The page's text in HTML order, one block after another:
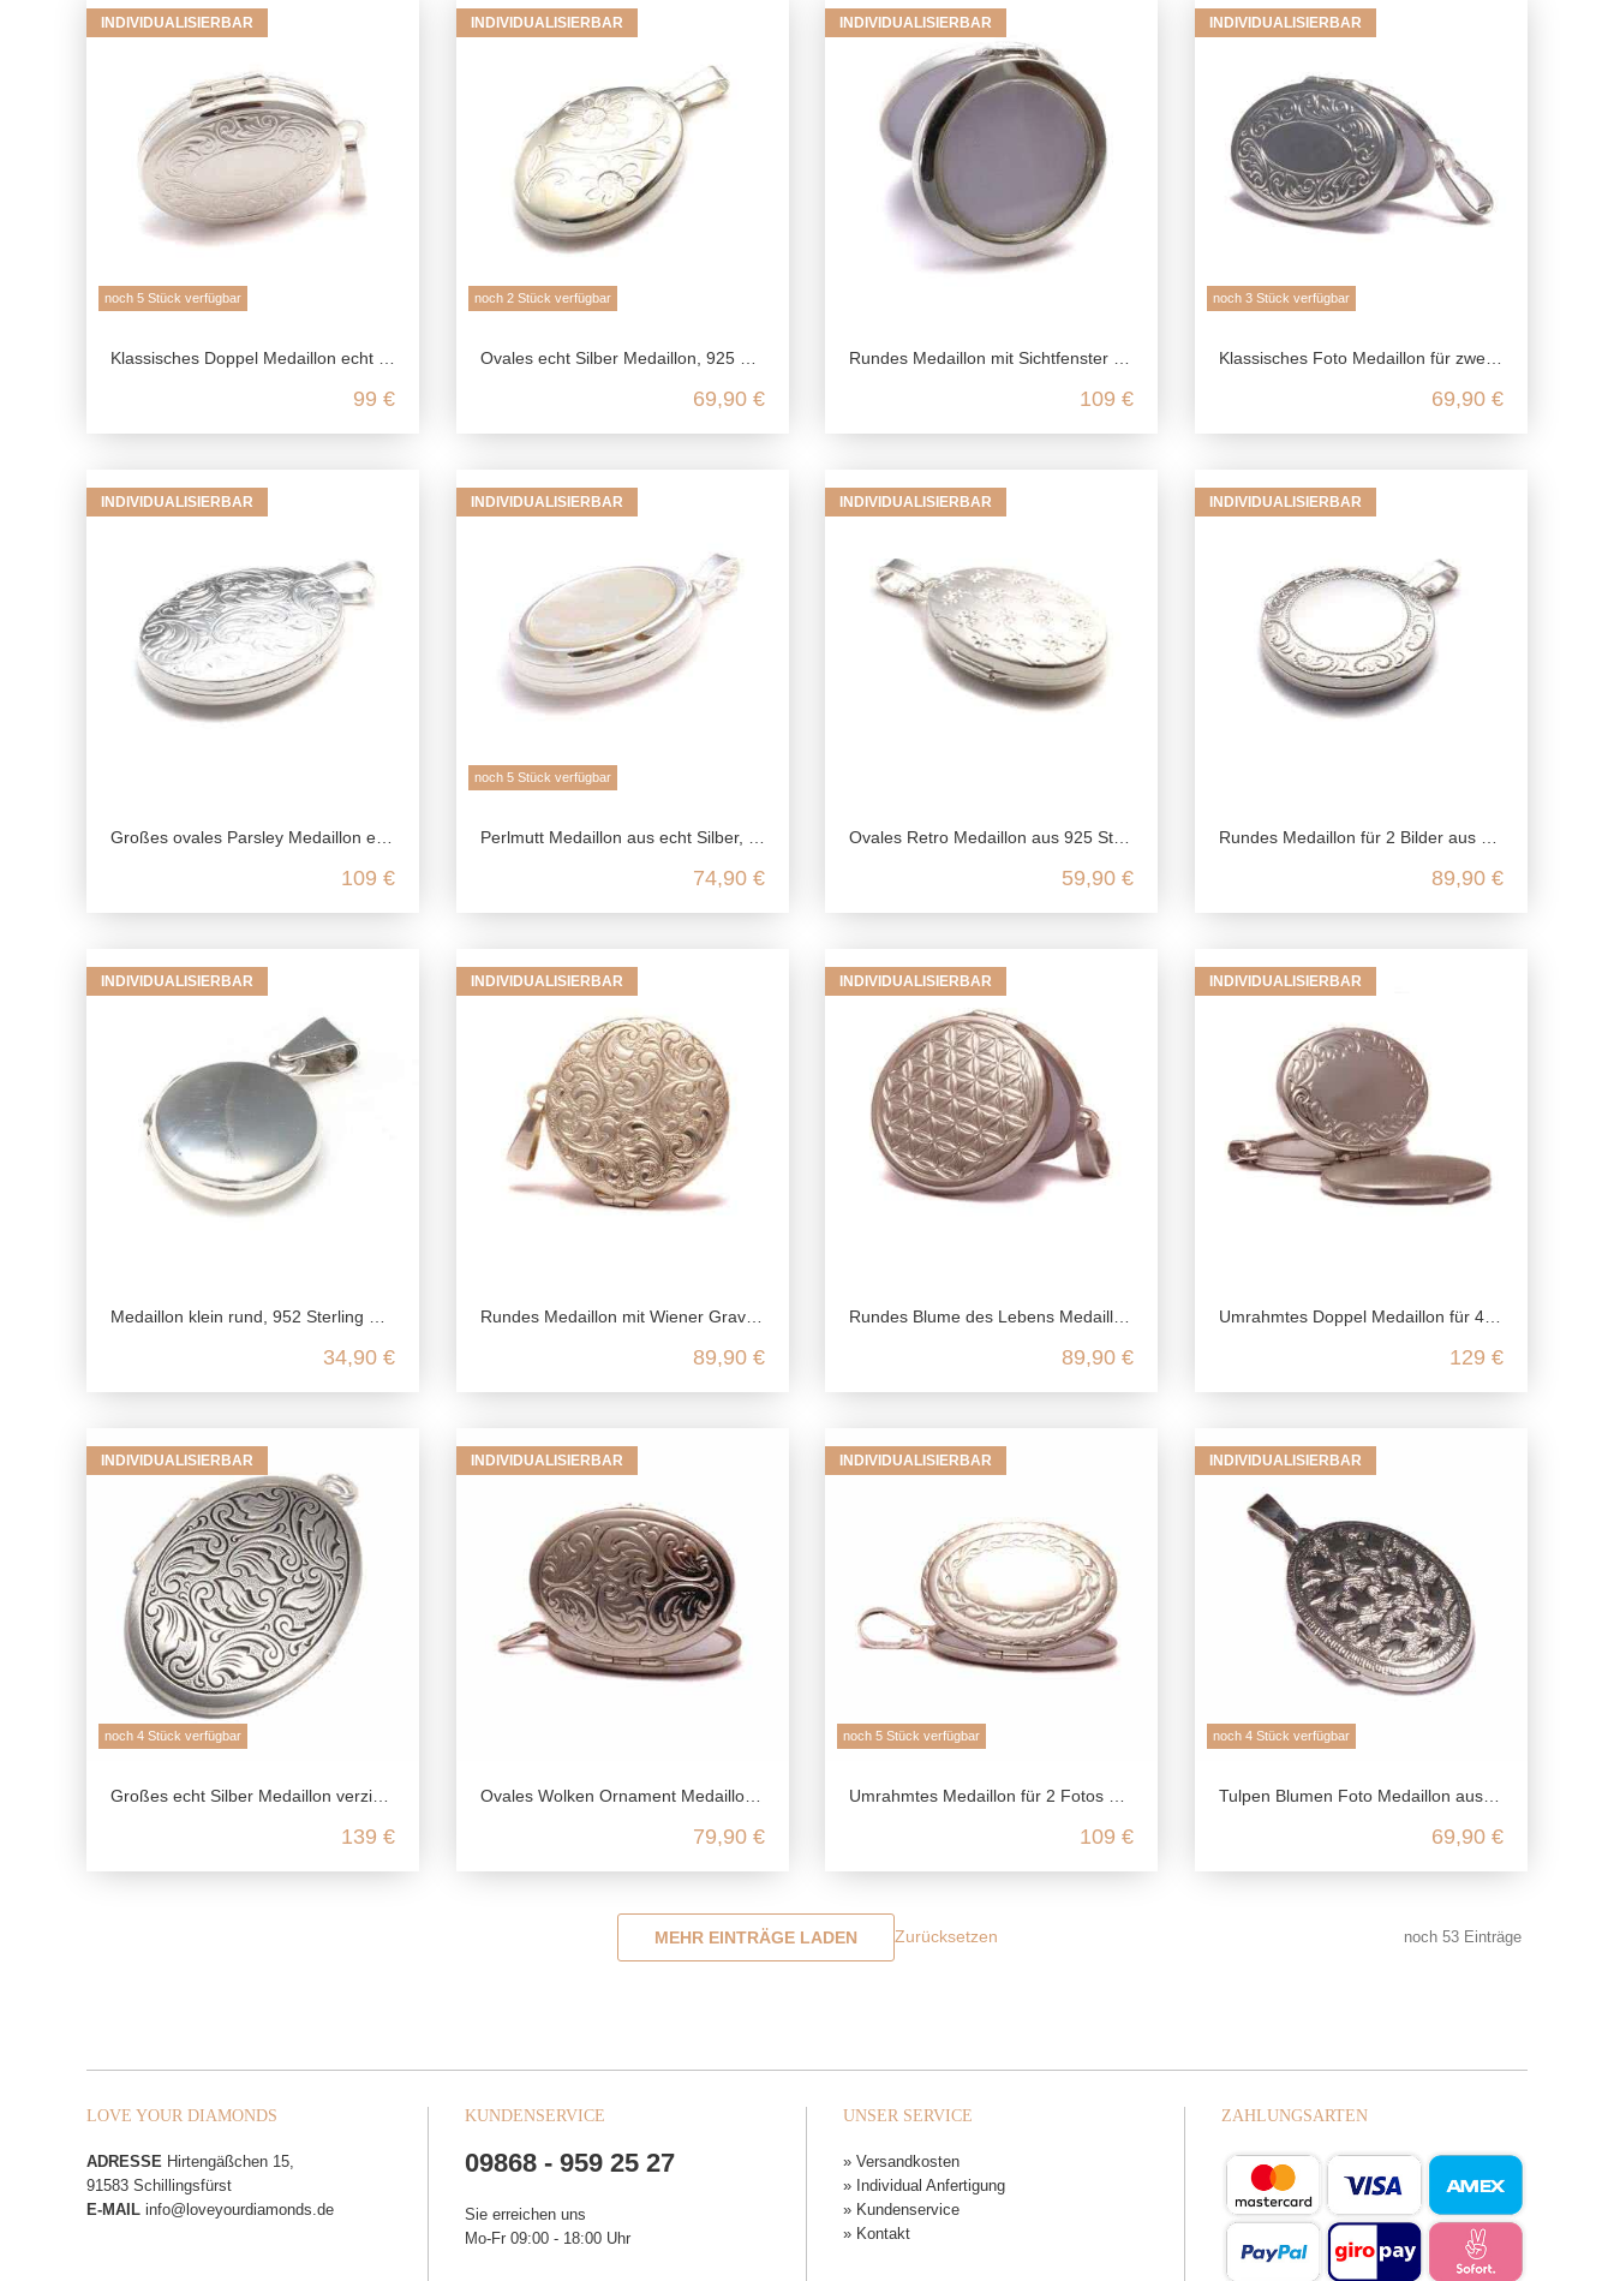
INDIVIDUALISIERBAR
noch 5 Stück verfügbar
Klassisches Doppel Medaillon echt Silber, 925 Foto Medaillon für 4 Bilder, Talisman Anhänger Andenken, Paar Freundschaft Schmuck
99 €
INDIVIDUALISIERBAR
noch 2 Stück verfügbar
Ovales echt Silber Medaillon, 925 Foto Medaillon für 2 Bilder, Margerite Blumen Anhänger, Freundschaft Schmuck gravierbar
69,90 €
INDIVIDUALISIERBAR
Rundes Medaillon mit Sichtfenster echt Silber, 925 Foto Medaillon, Talisman Anhänger Andenken, Freundschaft Schmuck Erinnerung
109 €
INDIVIDUALISIERBAR
noch 3 Stück verfügbar
Klassisches Foto Medaillon für zwei Bilder aus 925 Sterling Silber
69,90 €
INDIVIDUALISIERBAR
Großes ovales Parsley Medaillon echt Silber, 925 Foto Medaillon für 2 Bilder, Talisman Anhänger Andenken, Freundschaft Schmuck
109 €
INDIVIDUALISIERBAR
noch 5 Stück verfügbar
Perlmutt Medaillon aus echt Silber, 925 Foto Medaillon für 2 Bilder, Talisman Anhänger Andenken, Freundschaft Schmuck Erinnerung
74,90 €
INDIVIDUALISIERBAR
Ovales Retro Medaillon aus 925 Sterling Silber
59,90 €
INDIVIDUALISIERBAR
Rundes Medaillon für 2 Bilder aus 925 Sterling Silber
89,90 €
INDIVIDUALISIERBAR
Medaillon klein rund, 952 Sterling Silber, Fotomedaillon für Halskette, Foto Amulett zum Aufklappen, für Erinnerungen gravierbar
34,90 €
INDIVIDUALISIERBAR
Rundes Medaillon mit Wiener Gravur aus 925 Sterling Silber
89,90 €
INDIVIDUALISIERBAR
Rundes Blume des Lebens Medaillon aus 925 Sterling Silber
89,90 €
INDIVIDUALISIERBAR
Umrahmtes Doppel Medaillon für 4 Fotos aus 925 Sterling Silber
129 €
INDIVIDUALISIERBAR
noch 4 Stück verfügbar
Großes echt Silber Medaillon verziert aus 925 Sterling Silber
139 €
INDIVIDUALISIERBAR
Ovales Wolken Ornament Medaillon aus 925 Sterling Silber
79,90 €
INDIVIDUALISIERBAR
noch 5 Stück verfügbar
Umrahmtes Medaillon für 2 Fotos aus 925 Sterling Silber
109 €
INDIVIDUALISIERBAR
noch 4 Stück verfügbar
Tulpen Blumen Foto Medaillon aus 925 Sterling Silber
69,90 €
MEHR EINTRÄGE LADEN Zurücksetzen noch 53 Einträge
LOVE YOUR DIAMONDS
ADRESSE Hirtengäßchen 15,
91583 Schillingsfürst
E-MAIL info@loveyourdiamonds.de
KUNDENSERVICE
09868 - 959 25 27
Sie erreichen uns
Mo-Fr 09:00 - 18:00 Uhr
UNSER SERVICE
» Versandkosten
» Individual Anfertigung
» Kundenservice
» Kontakt
ZAHLUNGSARTEN